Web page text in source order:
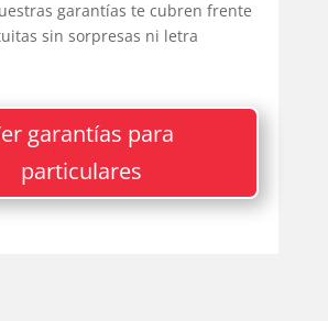
garantías te cubren frente
sin sorpresas ni letra
garantías para
particulares